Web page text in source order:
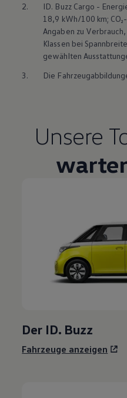
2.
ID. Buzz Cargo -
18,9 kWh/100 km;
Angaben zu Verbrauch,
Klassen bei
gewählten
3.
Die
Unsere
Der ID. Buzz
Fahrzeuge anzeigen